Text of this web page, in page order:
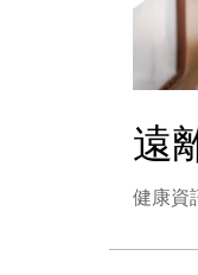
遠
健康資